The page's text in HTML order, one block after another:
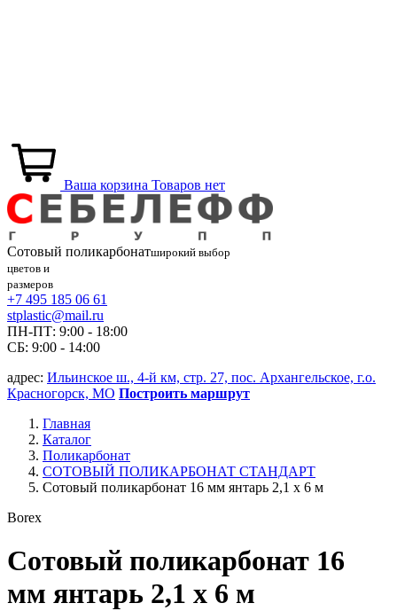
Ваша корзина Товаров нет
Сотовый поликарбонатширокий выбор
цветов и
размеров
+7 495 185 06 61
stplastic@mail.ru
ПН-ПТ: 9:00 - 18:00
СБ: 9:00 - 14:00
адрес: Ильинское ш., 4-й км, стр. 27, пос. Архангельское, г.о.
Красногорск, МО Построить маршрут
Главная
Каталог
Поликарбонат
СОТОВЫЙ ПОЛИКАРБОНАТ СТАНДАРТ
Сотовый поликарбонат 16 мм янтарь 2,1 x 6 м
Borex
Сотовый поликарбонат 16
мм янтарь 2,1 x 6 м